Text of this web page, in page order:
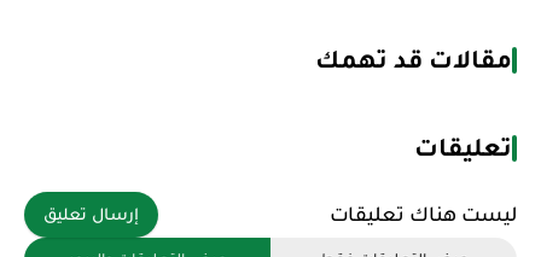
مقالات قد تهمك
تعليقات
ليست هناك تعليقات إرسال تعليق